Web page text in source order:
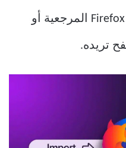
إليك كيفية استيراد إشارات Firefox المرجعية أو
تريده.